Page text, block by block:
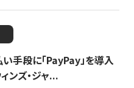
手段に「PayPay」を導入
ンズ・ジャ...